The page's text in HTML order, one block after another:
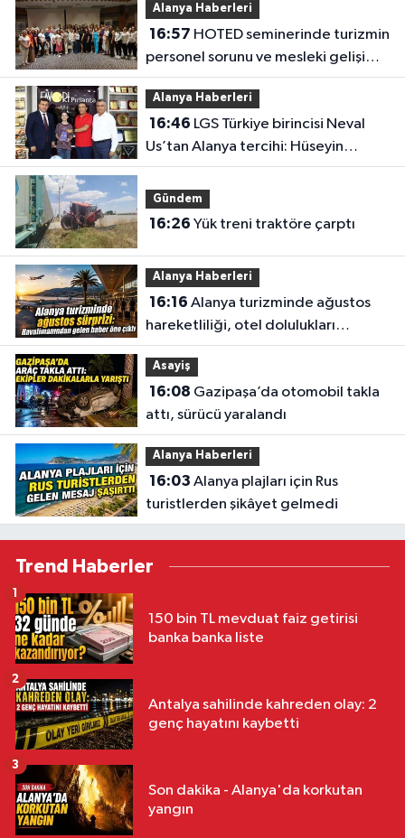
Alanya Haberleri
16:57
personel sorunu ve mesleki gelişim
masaya yatırıldı
Alanya Haberleri
16:46
Us’tan Alanya tercihi: Hüseyin
Girenes’ten ödül
Gündem
16:26 Yük treni traktöre çarptı
Alanya Haberleri
16:16
hareketliliği, otel dolulukları
yükseldi
Asayiş
16:08
attı, sürücü yaralandı
Alanya Haberleri
16:03
turistlerden şikâyet gelmedi
Trend Haberler
150 bin TL mevduat faiz getirisi
banka banka liste
1
Antalya sahilinde kahreden olay: 2
genç hayatını kaybetti
2
Son dakika - Alanya'da korkutan
yangın
3